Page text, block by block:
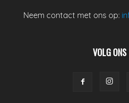
Neem contact met ons op:
VOLG ONS